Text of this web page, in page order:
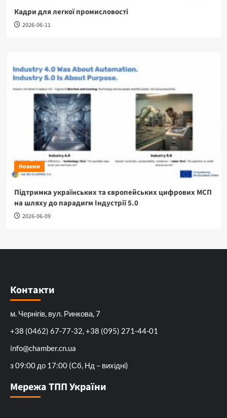
Кадри для легкої промисловості
2026-06-11
Новини
Підтримка українських та європейських цифрових МСП
на шляху до парадигм Індустрії 5.0
2026-06-09
Контакти
м. Чернігів, вул. Ринкова, 7
+38 (0462) 67-77-32, +38 (095) 271-44-01
info@chamber.cn.ua
з 09:00 до 17:00 (Сб, Нд – вихідні)
Мережа ТПП України